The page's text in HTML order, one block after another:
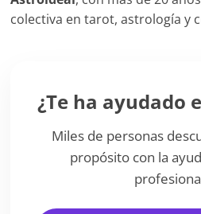
colectiva en tarot, astrología y
¿Te ha ayudado
Miles de personas
propósito con la